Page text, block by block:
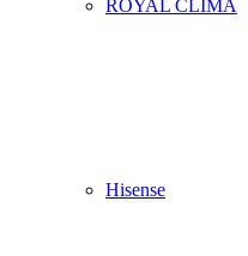
ROYAL CLIMA
Hisense